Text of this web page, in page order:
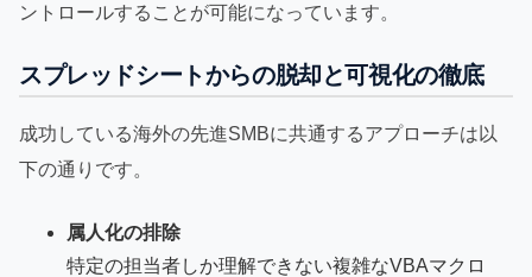
ントロールすることが可能になっています。
スプレッドシートからの脱却と可視化の徹底
成功している海外の先進SMBに共通するアプローチは以
下の通りです。
属人化の排除
特定の担当者しか理解できない複雑なVBAマクロ